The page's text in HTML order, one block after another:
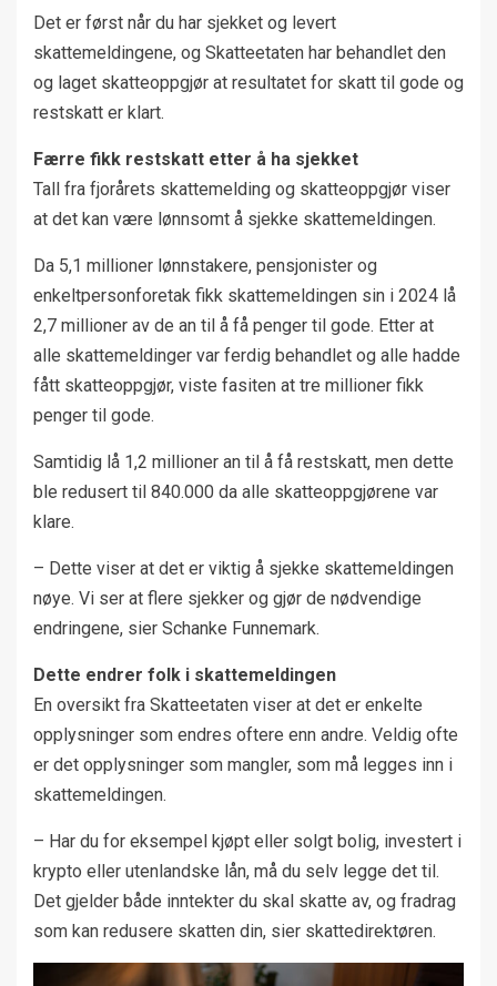
Det er først når du har sjekket og levert
skattemeldingene, og Skatteetaten har behandlet den
og laget skatteoppgjør at resultatet for skatt til gode og
restskatt er klart.
Færre fikk restskatt etter å ha sjekket
Tall fra fjorårets skattemelding og skatteoppgjør viser
at det kan være lønnsomt å sjekke skattemeldingen.
Da 5,1 millioner lønnstakere, pensjonister og
enkeltpersonforetak fikk skattemeldingen sin i 2024 lå
2,7 millioner av de an til å få penger til gode. Etter at
alle skattemeldinger var ferdig behandlet og alle hadde
fått skatteoppgjør, viste fasiten at tre millioner fikk
penger til gode.
Samtidig lå 1,2 millioner an til å få restskatt, men dette
ble redusert til 840.000 da alle skatteoppgjørene var
klare.
– Dette viser at det er viktig å sjekke skattemeldingen
nøye. Vi ser at flere sjekker og gjør de nødvendige
endringene, sier Schanke Funnemark.
Dette endrer folk i skattemeldingen
En oversikt fra Skatteetaten viser at det er enkelte
opplysninger som endres oftere enn andre. Veldig ofte
er det opplysninger som mangler, som må legges inn i
skattemeldingen.
– Har du for eksempel kjøpt eller solgt bolig, investert i
krypto eller utenlandske lån, må du selv legge det til.
Det gjelder både inntekter du skal skatte av, og fradrag
som kan redusere skatten din, sier skattedirektøren.